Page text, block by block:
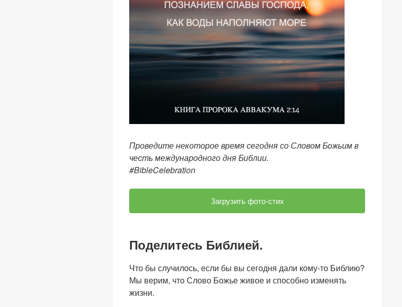
Проведите некоторое время сегодня со Словом Божьим в
честь международного дня Библии.
#BibleCelebration
Загрузить фото-стих
Поделитесь Библией.
Что бы случилось, если бы вы сегодня дали кому-то Библию?
Мы верим, что Слово Божье живое и способно изменять
жизни.